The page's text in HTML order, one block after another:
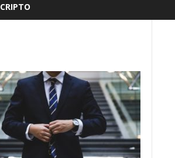
CRIPTO